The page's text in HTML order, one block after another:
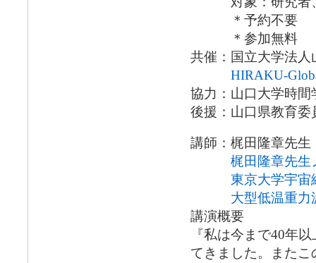
＊予約不要
＊参加無料
共催：国立大学法人
HIRAKU-
協力：山口大学時間
後援：山口県教育
講師：梶田隆章先
梶田隆章先生
東京大学宇宙
大型低温重
講演概要
『私は今まで40年
てきました。また